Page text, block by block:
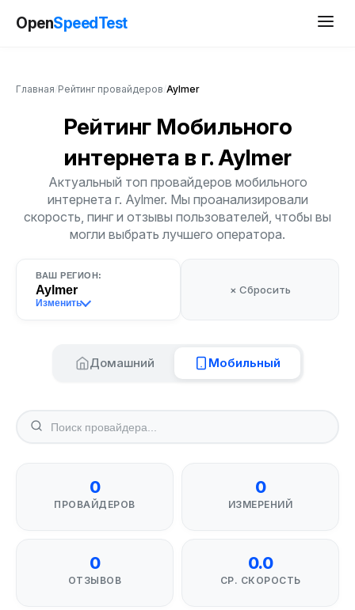
OpenSpeedTest
Главная Рейтинг провайдеров Aylmer
Рейтинг Мобильного
интернета в г. Aylmer
Актуальный топ провайдеров мобильного
интернета г. Aylmer. Мы проанализировали
скорость, пинг и отзывы пользователей, чтобы вы
могли выбрать лучшего оператора.
ВАШ РЕГИОН:
Aylmer
Изменить
× Сбросить
Домашний Мобильный
0
ПРОВАЙДЕРОВ
0
ИЗМЕРЕНИЙ
0
ОТЗЫВОВ
0.0
СР. СКОРОСТЬ